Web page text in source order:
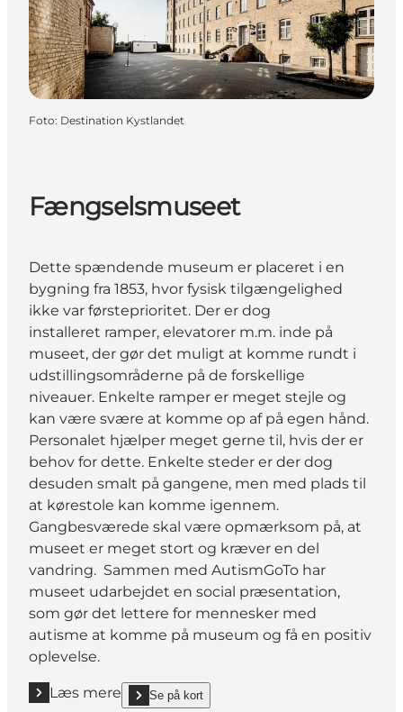
Foto: Destination Kystlandet
Fængselsmuseet
Dette spændende museum er placeret i en
bygning fra 1853, hvor fysisk tilgængelighed
ikke var førsteprioritet. Der er dog
installeret ramper, elevatorer m.m. inde på
museet, der gør det muligt at komme rundt i
udstillingsområderne på de forskellige
niveauer. Enkelte ramper er meget stejle og
kan være svære at komme op af på egen hånd.
Personalet hjælper meget gerne til, hvis der er
behov for dette. Enkelte steder er der dog
desuden smalt på gangene, men med plads til
at kørestole kan komme igennem.
Gangbesværede skal være opmærksom på, at
museet er meget stort og kræver en del
vandring. Sammen med AutismGoTo har
museet udarbejdet en social præsentation,
som gør det lettere for mennesker med
autisme at komme på museum og få en positiv
oplevelse.
Læs mere
Læs mere "Fængselsmuseet"
Se på kort
show Fængselsmuseet on_map